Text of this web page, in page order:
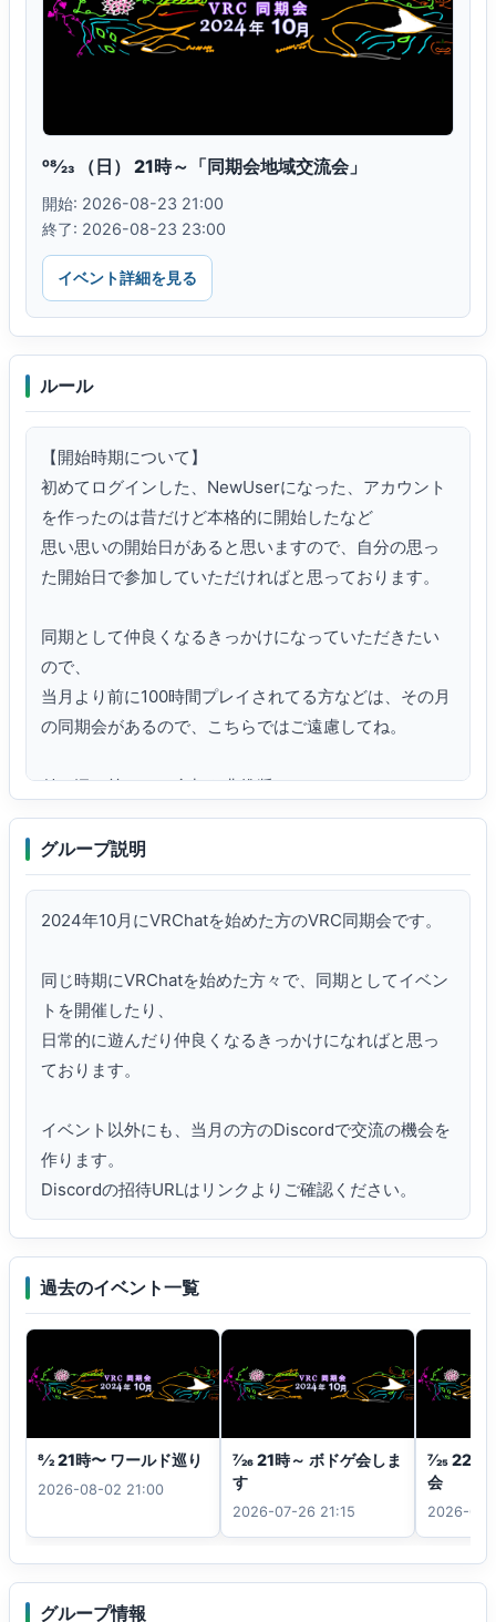
08⁄23 （日） 21時～「同期会地域交流会」
開始: 2026-08-23 21:00
終了: 2026-08-23 23:00
イベント詳細を見る
ルール
【開始時期について】
初めてログインした、NewUserになった、アカウント
を作ったのは昔だけど本格的に開始したなど
思い思いの開始日があると思いますので、自分の思っ
た開始日で参加していただければと思っております。
同期として仲良くなるきっかけになっていただきたい
ので、
当月より前に100時間プレイされてる方などは、その月
の同期会があるので、こちらではご遠慮してね。
付き添い等でのご参加も非推奨とさせていただいてお
ります。
また、イベント終了時刻は設定しておらず、アフター
として別年月の方との交流の機会は設けておりませ
おります。
各月の同期会イベントのスケジュールもございますの
でご確認ください。
グループ説明
2024年10月にVRChatを始めた方のVRC同期会です。
同じ時期にVRChatを始めた方々で、同期としてイベン
トを開催したり、
日常的に遊んだり仲良くなるきっかけになればと思っ
ております。
イベント以外にも、当月の方のDiscordで交流の機会を
作ります。
Discordの招待URLはリンクよりご確認ください。
過去のイベント一覧
8⁄2 21時〜 ワールド巡り
2026-08-02 21:00
7⁄26 21時～ ボドゲ会しま
す
2026-07-26 21:15
7⁄25 22
会
2026-
グループ情報